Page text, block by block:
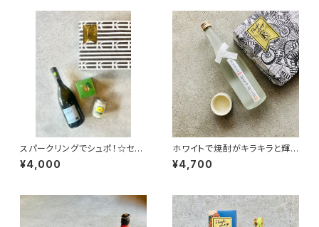
スパークリングでシュポ！☆セッ
ト
¥4,000
ホワイトで焼酎がキラキラと輝く
よ☆セット
¥4,700